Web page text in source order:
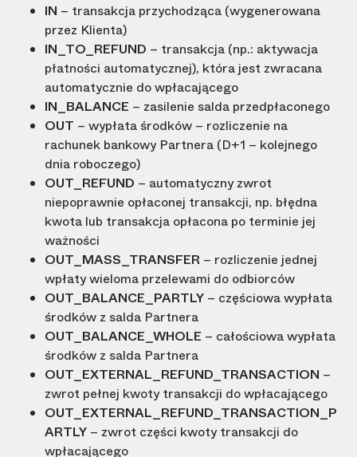
IN – transakcja przychodząca (wygenerowana
przez Klienta)
IN_TO_REFUND – transakcja (np.: aktywacja
płatności automatycznej), która jest zwracana
automatycznie do wpłacającego
IN_BALANCE – zasilenie salda przedpłaconego
OUT – wypłata środków – rozliczenie na
rachunek bankowy Partnera (D+1 – kolejnego
dnia roboczego)
OUT_REFUND – automatyczny zwrot
niepoprawnie opłaconej transakcji, np. błędna
kwota lub transakcja opłacona po terminie jej
ważności
OUT_MASS_TRANSFER – rozliczenie jednej
wpłaty wieloma przelewami do odbiorców
OUT_BALANCE_PARTLY – częściowa wypłata
środków z salda Partnera
OUT_BALANCE_WHOLE – całościowa wypłata
środków z salda Partnera
OUT_EXTERNAL_REFUND_TRANSACTION –
zwrot pełnej kwoty transakcji do wpłacającego
OUT_EXTERNAL_REFUND_TRANSACTION_P
ARTLY – zwrot części kwoty transakcji do
wpłacającego